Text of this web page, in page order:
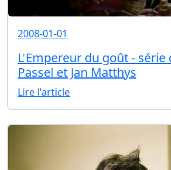
2008-01-01
L'Empereur du goût - série
Passel et Jan Matthys
Lire l'article